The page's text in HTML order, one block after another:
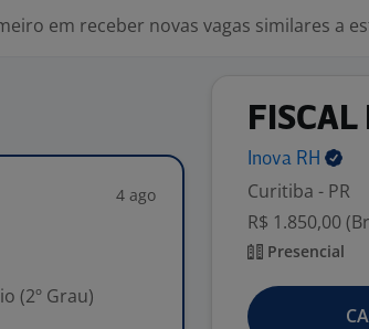
em receber novas vagas similares a
4 ago
(2º Grau)
FISCAL
Inova RH
Curitiba - PR
R$ 1.850,00
Presencial